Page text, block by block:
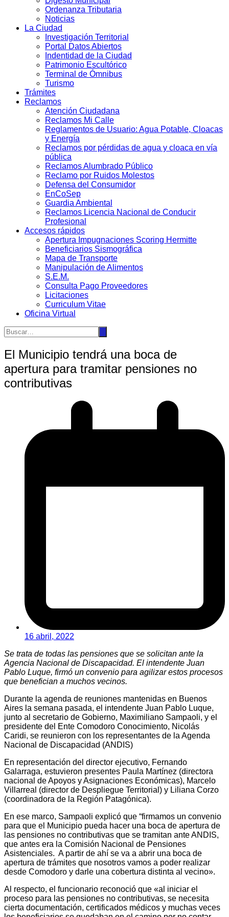
Ordenanza Tributaria
Noticias
La Ciudad
Investigación Territorial
Portal Datos Abiertos
Indentidad de la Ciudad
Patrimonio Escultórico
Terminal de Ómnibus
Turismo
Trámites
Reclamos
Atención Ciudadana
Reclamos Mi Calle
Reglamentos de Usuario: Agua Potable, Cloacas
y Energía
Reclamos por pérdidas de agua y cloaca en vía
pública
Reclamos Alumbrado Público
Reclamo por Ruidos Molestos
Defensa del Consumidor
EnCoSep
Guardia Ambiental
Reclamos Licencia Nacional de Conducir
Profesional
Accesos rápidos
Apertura Impugnaciones Scoring Hermitte
Beneficiarios Sismográfica
Mapa de Transporte
Manipulación de Alimentos
S.E.M.
Consulta Pago Proveedores
Licitaciones
Curriculum Vitae
Oficina Virtual
El Municipio tendrá una boca de
apertura para tramitar pensiones no
contributivas
16 abril, 2022
Se trata de todas las pensiones que se solicitan ante la
Agencia Nacional de Discapacidad. El intendente Juan
Pablo Luque, firmó un convenio para agilizar estos procesos
que benefician a muchos vecinos.
Durante la agenda de reuniones mantenidas en Buenos
Aires la semana pasada, el intendente Juan Pablo Luque,
junto al secretario de Gobierno, Maximiliano Sampaoli, y el
presidente del Ente Comodoro Conocimiento, Nicolás
Caridi, se reunieron con los representantes de la Agenda
Nacional de Discapacidad (ANDIS)
En representación del director ejecutivo, Fernando
Galarraga, estuvieron presentes Paula Martínez (directora
nacional de Apoyos y Asignaciones Económicas), Marcelo
Villarreal (director de Despliegue Territorial) y Liliana Corzo
(coordinadora de la Región Patagónica).
En ese marco, Sampaoli explicó que “firmamos un convenio
para que el Municipio pueda hacer una boca de apertura de
las pensiones no contributivas que se tramitan ante ANDIS,
que antes era la Comisión Nacional de Pensiones
Asistenciales. A partir de ahí se va a abrir una boca de
apertura de trámites que nosotros vamos a poder realizar
desde Comodoro y darle una cobertura distinta al vecino».
Al respecto, el funcionario reconoció que «al iniciar el
proceso para las pensiones no contributivas, se necesita
cierta documentación, certificados médicos y muchas veces